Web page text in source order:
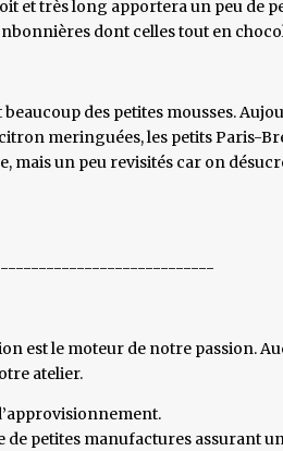
et très long apportera un peu de
dont celles tout en
des petites mousses.
meringuées, les petits Paris-
mais un peu revisités car on
est le moteur de notre passion.
atelier.
petites manufactures assurant